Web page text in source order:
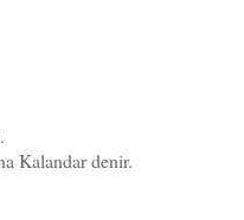
Kalandar denir.